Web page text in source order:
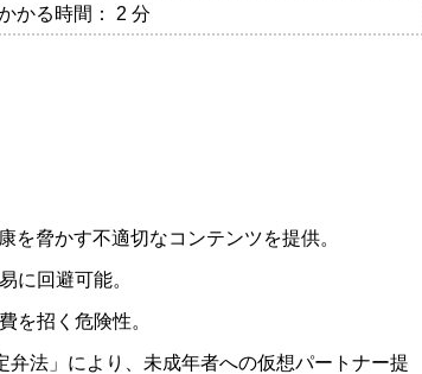
かる時間： 2 分
を脅かす不適切なコンテンツを提供。
に回避可能。
を招く危険性。
法」により、未成年者への仮想パートナー提